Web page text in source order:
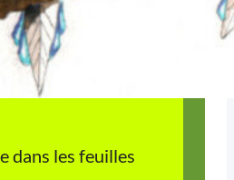
dans les feuilles